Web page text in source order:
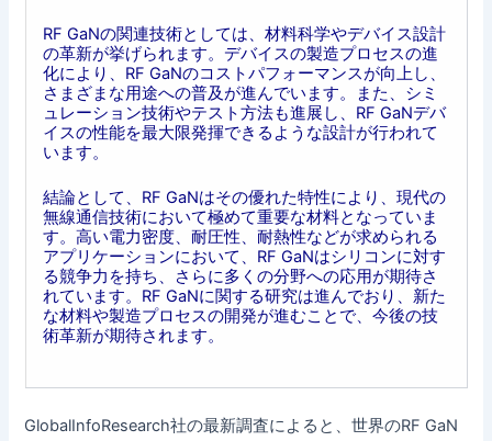
RF GaNの関連技術としては、材料科学やデバイス設計
の革新が挙げられます。デバイスの製造プロセスの進
化により、RF GaNのコストパフォーマンスが向上し、
さまざまな用途への普及が進んでいます。また、シミ
ュレーション技術やテスト方法も進展し、RF GaNデバ
イスの性能を最大限発揮できるような設計が行われて
います。
結論として、RF GaNはその優れた特性により、現代の
無線通信技術において極めて重要な材料となっていま
す。高い電力密度、耐圧性、耐熱性などが求められる
アプリケーションにおいて、RF GaNはシリコンに対す
る競争力を持ち、さらに多くの分野への応用が期待さ
れています。RF GaNに関する研究は進んでおり、新た
な材料や製造プロセスの開発が進むことで、今後の技
術革新が期待されます。
GlobalInfoResearch社の最新調査によると、世界のRF GaN